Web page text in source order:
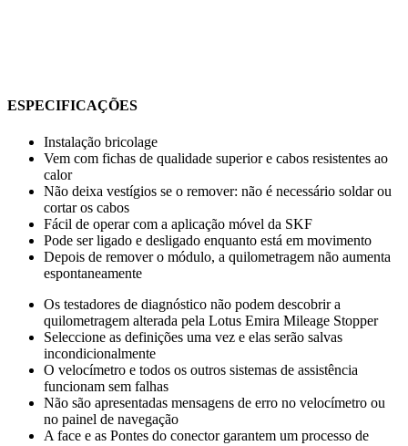
ESPECIFICAÇÕES
Instalação bricolage
Vem com fichas de qualidade superior e cabos resistentes ao
calor
Não deixa vestígios se o remover: não é necessário soldar ou
cortar os cabos
Fácil de operar com a aplicação móvel da SKF
Pode ser ligado e desligado enquanto está em movimento
Depois de remover o módulo, a quilometragem não aumenta
espontaneamente
Os testadores de diagnóstico não podem descobrir a
quilometragem alterada pela Lotus Emira Mileage Stopper
Seleccione as definições uma vez e elas serão salvas
incondicionalmente
O velocímetro e todos os outros sistemas de assistência
funcionam sem falhas
Não são apresentadas mensagens de erro no velocímetro ou
no painel de navegação
A face e as Pontes do conector garantem um processo de